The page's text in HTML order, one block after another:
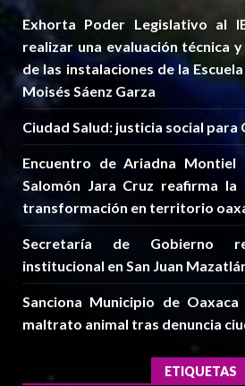
Exhorta Poder Legislativo al
realizar una evaluación técnica
de las instalaciones de la
Moisés Sáenz Garza
Ciudad Salud: justicia social para
Encuentro de Ariadna Montiel
Salomón Jara Cruz reafirma la
transformación en territorio
Secretaría de Gobierno
institucional en San Juan
Sanciona Municipio de
maltrato animal tras denuncia
ETIQUETAS